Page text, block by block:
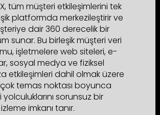
tüm müşteri etkileşimlerini tek
platformda merkezileştirir ve
dair 360 derecelik bir
sunar. Bu birleşik müşteri veri
işletmelere web siteleri, e-
sosyal medya ve fiziksel
etkileşimleri dahil olmak üzere
temas noktası boyunca
sorunsuz bir
imkanı tanır.